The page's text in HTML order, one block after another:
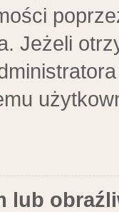
Jeżeli
lub